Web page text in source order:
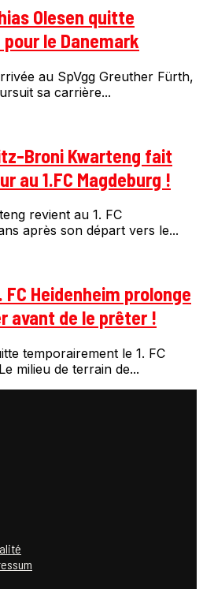
Olesen quitte
le Danemark
au SpVgg Greuther Fürth,
sa carrière...
Broni Kwarteng fait
au 1.FC Magdeburg !
revient au 1. FC
après son départ vers le...
FC Heidenheim prolonge
avant de le prêter !
temporairement le 1. FC
milieu de terrain de...